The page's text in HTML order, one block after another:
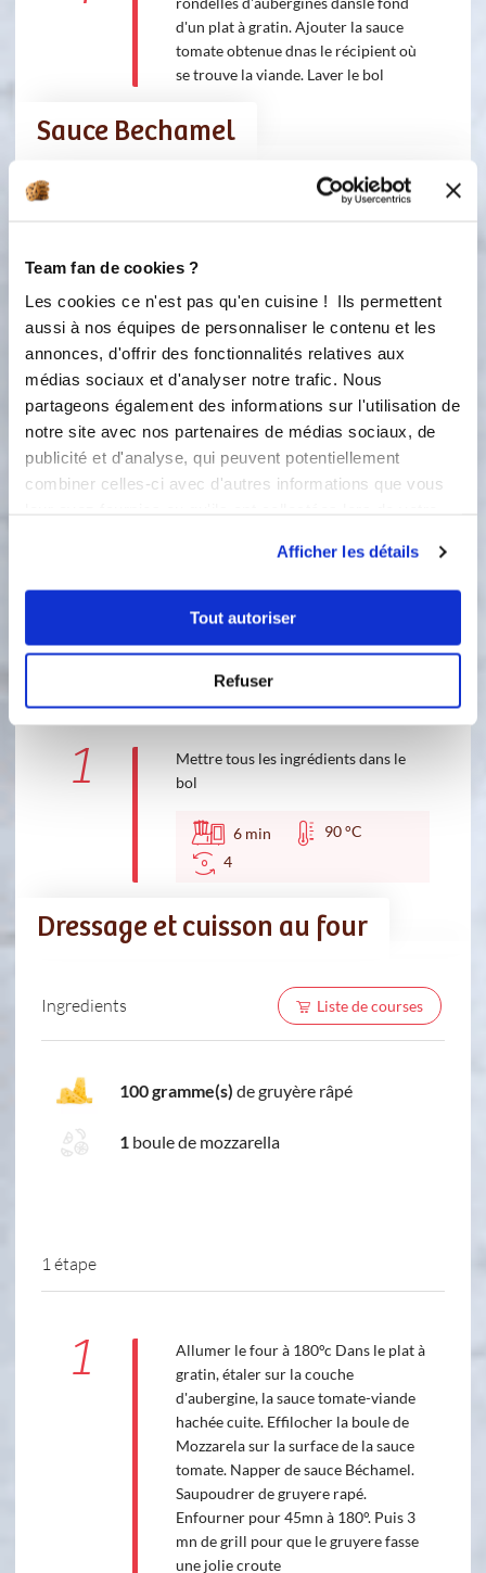
Team fan de cookies ?
Les cookies ce n'est pas qu'en cuisine ! Ils permettent
aussi à nos équipes de personnaliser le contenu et les
annonces, d'offrir des fonctionnalités relatives aux
médias sociaux et d'analyser notre trafic. Nous
partageons également des informations sur l'utilisation de
notre site avec nos partenaires de médias sociaux, de
publicité et d'analyse, qui peuvent potentiellement
combiner celles-ci avec d'autres informations que vous
Afficher les détails
Tout autoriser
Refuser
d'un plat à gratin. Ajouter la sauce
tomate obtenue dnas le récipient où
se trouve la viande. Laver le bol
Sauce Bechamel
Liste de courses
350 gramme(s)lait
30 gramme(s)farine
20 gramme(s) beurre
2 pincée(s) d'sel
de noix de muscade à râper
1
Mettre tous les ingrédients dans le
bol
6 min
90 °C
4
Dressage et cuisson au four
Ingredients Liste de courses
100 gramme(s) de gruyère râpé
1 boule de mozzarella
1 étape
1
Allumer le four à 180°c Dans le plat à
gratin, étaler sur la couche
d'aubergine, la sauce tomate-viande
hachée cuite. Effilocher la boule de
Mozzarela sur la surface de la sauce
tomate. Napper de sauce Béchamel.
Saupoudrer de gruyere rapé.
Enfourner pour 45mn à 180°. Puis 3
mn de grill pour que le gruyere fasse
une jolie croute